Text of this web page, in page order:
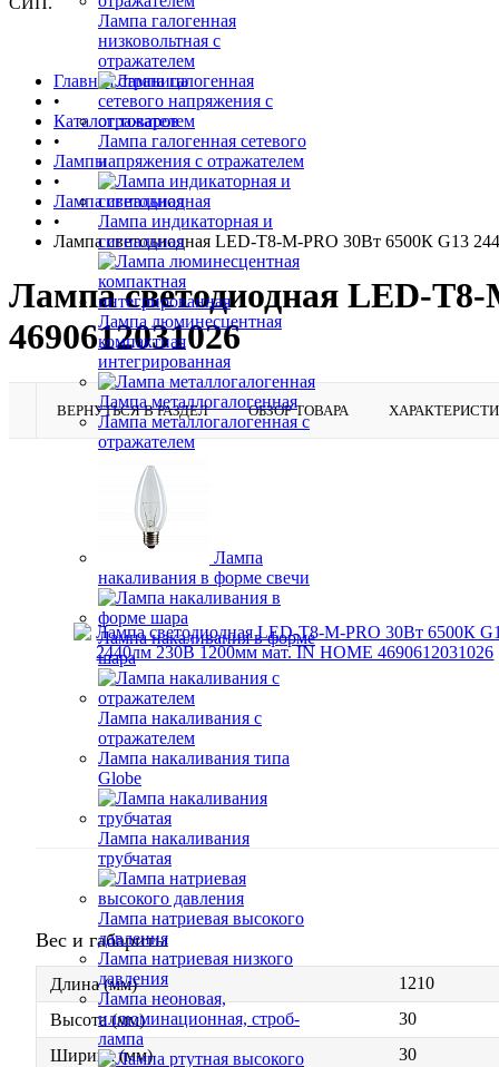
Лампа галогенная
низковольтная с
отражателем
Лампа галогенная сетевого
напряжения с отражателем
Лампа индикаторная и
сигнальная
Лампа люминесцентная
компактная
интегрированная
Лампа металлогалогенная
Лампа металлогалогенная с
отражателем
Лампа
накаливания в форме свечи
Лампа накаливания в форме
шара
Лампа накаливания с
отражателем
Лампа накаливания типа
Globe
Лампа накаливания
трубчатая
Лампа натриевая высокого
давления
Лампа натриевая низкого
давления
Лампа неоновая,
иллюминационная, строб-
лампа
Главная страница
•
Каталог товаров
•
Лампы
•
Лампа светодиодная
•
Лампа светодиодная LED-T8-М-PRO 30Вт 6500К G13
Лампа светодиодная LED-
4690612031026
ВЕРНУТЬСЯ В РАЗДЕЛ ОБЗОР ТОВАРА
Вес и габариты
Длина (мм)
1210
Высота (мм)
30
Ширина (мм)
30